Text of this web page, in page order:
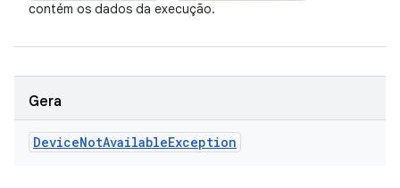
contém os dados da execução.
Gera
DeviceNotAvailableException